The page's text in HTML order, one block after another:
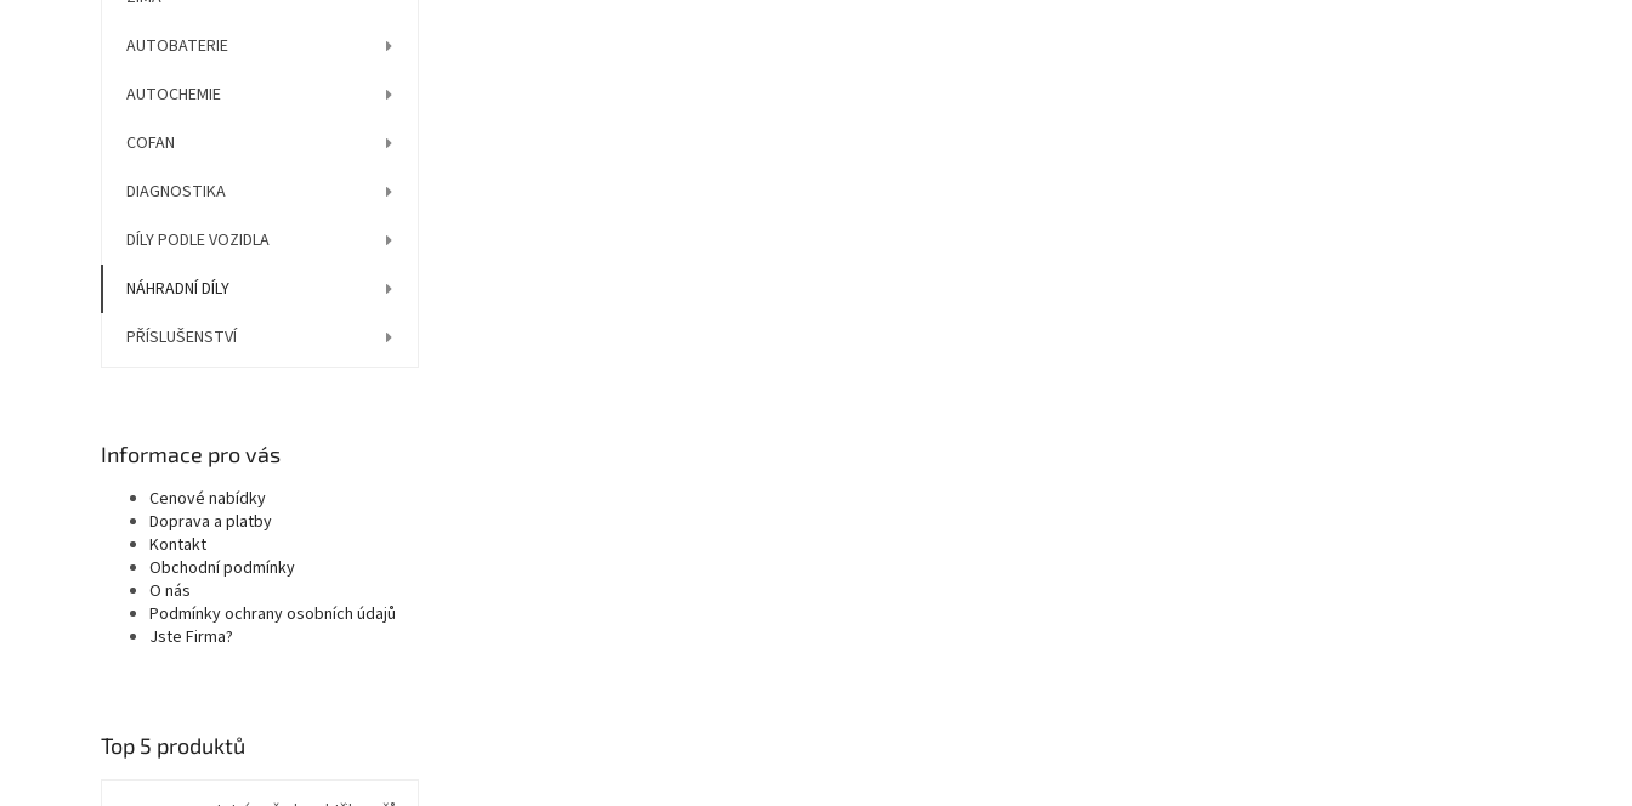
AUTOBATERIE
AUTOCHEMIE
COFAN
DIAGNOSTIKA
DÍLY PODLE VOZIDLA
NÁHRADNÍ DÍLY
PŘÍSLUŠENSTVÍ
Informace pro vás
Cenové nabídky
Doprava a platby
Kontakt
Obchodní podmínky
O nás
Podmínky ochrany osobních údajů
Jste Firma?
Top 5 produktů